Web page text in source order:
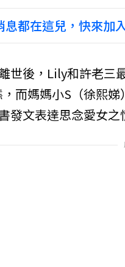
息都在這兒，快來加
世後，Lily和許老三
而媽媽小S（徐熙
發文表達思念愛女之